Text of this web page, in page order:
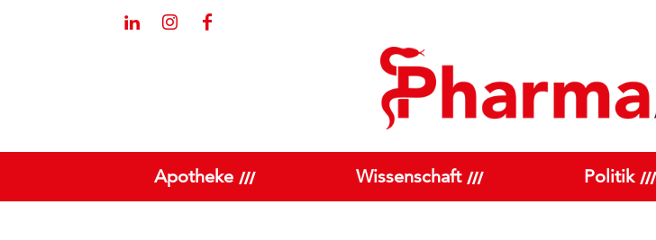
Apotheke Wissenschaft Politik